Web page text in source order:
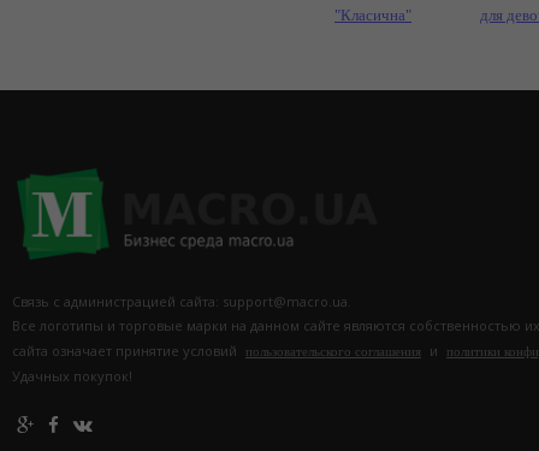
"Класична"
для
Связь с администрацией сайта: support@macro.ua.
Все логотипы и торговые марки на данном сайте являются собственностью
сайта означает принятие условий
пользовательского соглашения и политики
Удачных покупок!